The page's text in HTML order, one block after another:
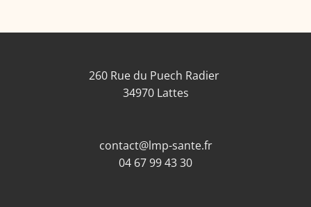
260 Rue du Puech Radier
34970 Lattes
contact@lmp-sante.fr
04 67 99 43 30